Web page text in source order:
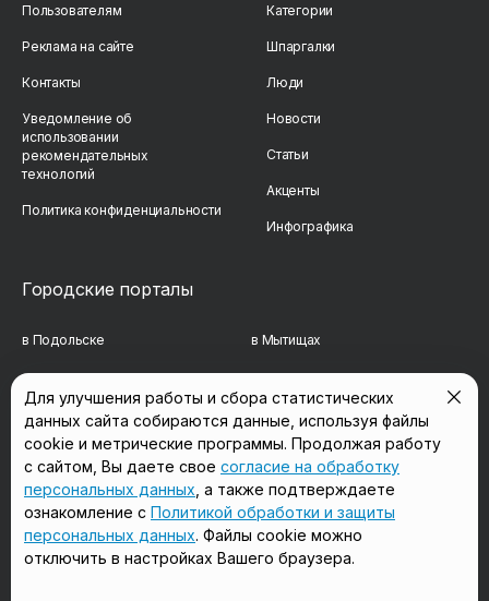
Пользователям
Реклама на сайте
Контакты
Уведомление об
использовании
рекомендательных
технологий
Политика конфиденциальности
Категории
Шпаргалки
Люди
Новости
Статьи
Акценты
Инфографика
Городские порталы
в Подольске в Мытищах
в Реутове
в Сергиевом Посаде в Люберцах
в Красногорске в Королёве
в Домодедово в Щёлково
Мы в соцсетях
Для улучшения работы и сбора статистических
данных сайта собираются данные, используя файлы
cookie и метрические программы. Продолжая работу
с сайтом, Вы даете свое согласие на обработку
персональных данных , а также подтверждаете
ознакомление с Политикой обработки и защиты
персональных данных. Файлы cookie можно
отключить в настройках Вашего браузера.